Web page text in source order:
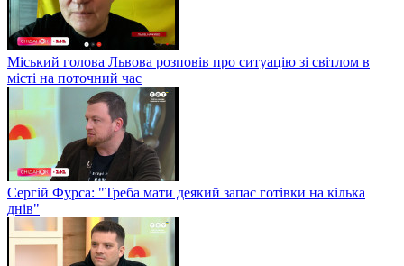
Міський голова Львова розповів про ситуацію зі світлом в
місті на поточний час
Сергій Фурса: "Треба мати деякий запас готівки на кілька
днів"